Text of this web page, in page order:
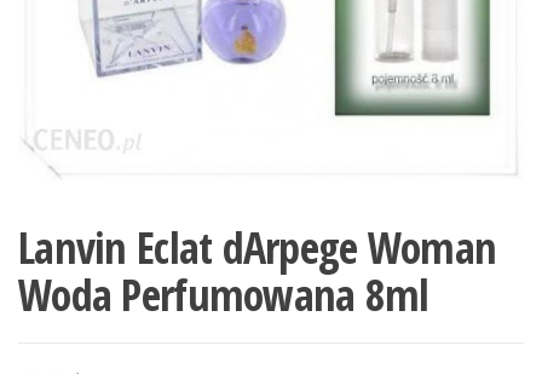
Lanvin Eclat dArpege Woman
Woda Perfumowana 8ml